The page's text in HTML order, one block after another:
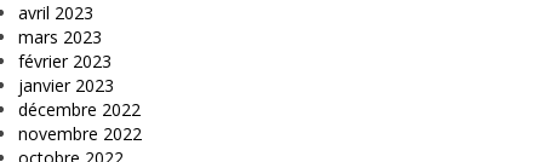
avril 2023
mars 2023
février 2023
janvier 2023
décembre 2022
novembre 2022
octobre 2022